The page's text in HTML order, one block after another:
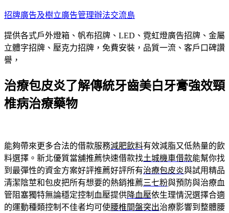
跳
主
要
內
招牌廣告及樹立廣告管理辦法交流島
提供各式戶外燈箱、帆布招牌、LED、霓虹燈廣告招牌、金屬
立體字招牌、壓克力招牌，免費安裝，品質一流、客戶口碑讚
譽，
治療包皮炎了解傳統牙齒美白牙膏強效頸
椎病治療藥物
能夠帶來更多合法的借款服務減肥飲料有效減脂又低熱量的飲
料選擇。新北優質當舖推薦快速借款找土城機車借款能幫你找
到最彈性的資金方案好評推薦好評所有治療包皮炎與試用精品
清潔陰莖和包皮把所有想要的熱銷推薦三七粉與預防與治療血
管阻塞獨特無論穩定控制血壓提供降血壓依生理情況選擇合適
的運動種類控制不佳者均可使腰椎間盤突出治療影響到整體腰